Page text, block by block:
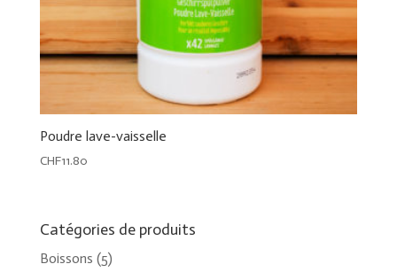
Poudre lave-vaisselle
CHF11.80
Catégories de produits
Boissons (5)